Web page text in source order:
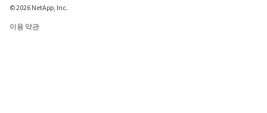
© 2026 NetApp, Inc.
이용 약관